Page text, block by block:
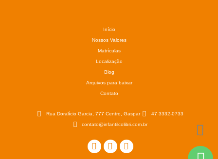
Início
Nossos Valores
Matrículas
Localização
Blog
Arquivos para baixar
Contato
Rua Doralício Garcia, 777 Centro, Gaspar
47 3332-0733
contato@infantilcolibri.com.br